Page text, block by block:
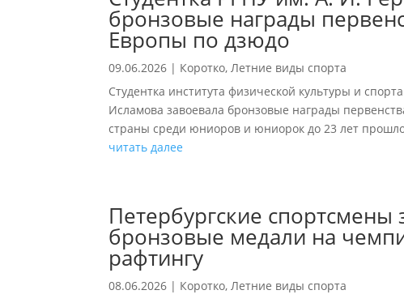
бронзовые награды
Европы по дзюдо
09.06.2026 | Коротко,Летние виды спорта
Студентка института физической культуры и
Исламова завоевала бронзовые награды
страны среди юниоров и юниорок до 23 лет
читать далее
Петербургские
бронзовые медали на
рафтингу
08.06.2026 | Коротко,Летние виды спорта